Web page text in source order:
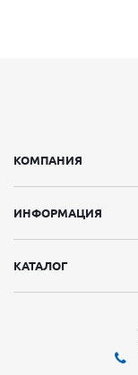
КОМПАНИЯ
ИНФОРМАЦИЯ
КАТАЛОГ